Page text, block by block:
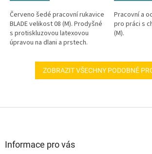
Červeno šedé pracovní rukavice
BLADE velikost 08 (M). Prodyšné
s protiskluzovou latexovou
úpravou na dlani a prstech.
Pracovní a
pro práci s
(M).
ZOBRAZIT VŠECHNY PODOBNÉ
Informace pro vás